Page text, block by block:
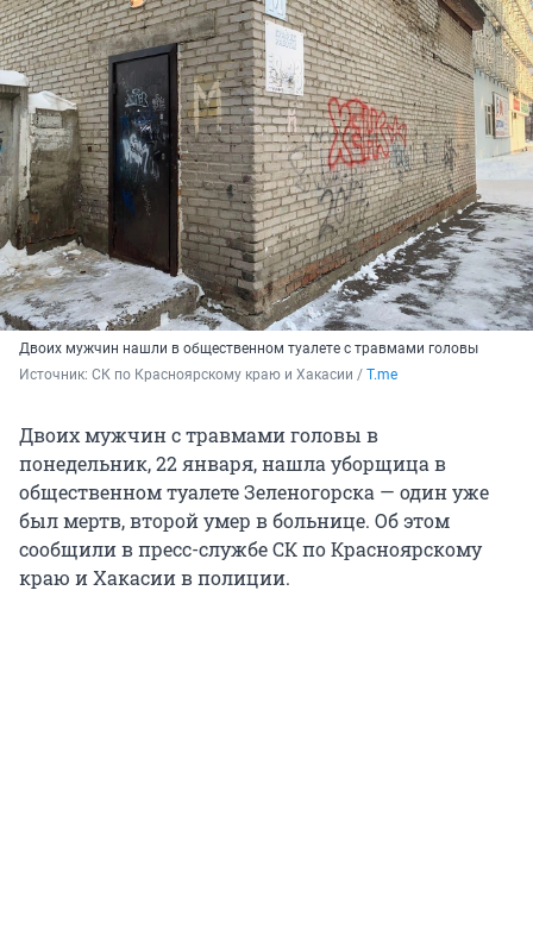
Двоих мужчин нашли в общественном туалете с травмами головы
Источник: СК по Красноярскому краю и Хакасии / T.me
Двоих мужчин с травмами головы в
понедельник, 22 января, нашла уборщица в
общественном туалете Зеленогорска — один уже
был мертв, второй умер в больнице. Об этом
сообщили в пресс-службе СК по Красноярскому
краю и Хакасии в полиции.